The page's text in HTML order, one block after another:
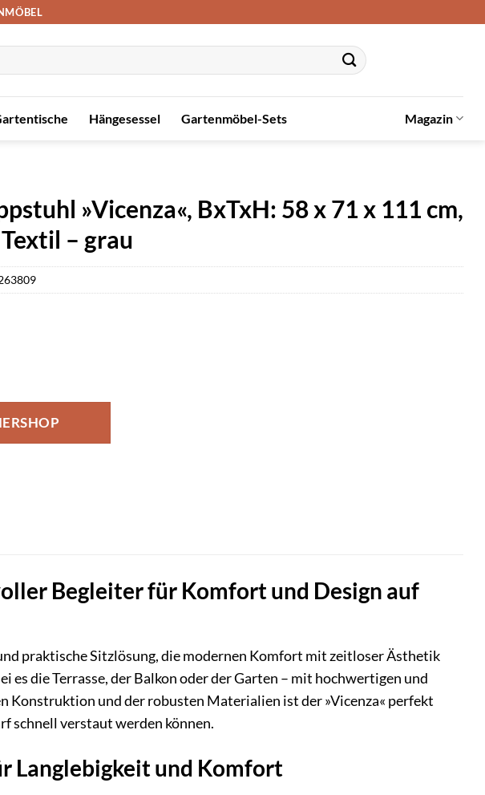
Hängesessel Gartenmöbel-Sets Magazin
»Vicenza«, BxTxH: 58 x 71 x 111 cm,
– grau
Begleiter für Komfort und Design auf
praktische Sitzlösung, die modernen Komfort mit zeitloser Ästhetik
die Terrasse, der Balkon oder der Garten – mit hochwertigen und
und der robusten Materialien ist der »Vicenza« perfekt
schnell verstaut werden können.
Langlebigkeit und Komfort